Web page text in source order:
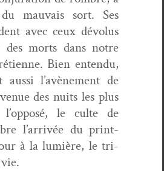
du mau­vais sort. Ses
avec ceux dévo­lus
des morts dans notre
Bien enten­du,
l’avènement de
des nuits les plus
le culte de
l’arrivée du print­
à la lumière, le tri­